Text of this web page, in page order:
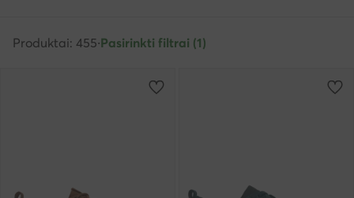
Produktai: 455·Pasirinkti filtrai (1)